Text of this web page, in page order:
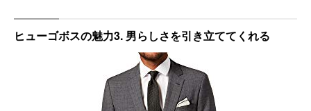
ヒューゴボスの魅力3. 男らしさを引き立ててくれる